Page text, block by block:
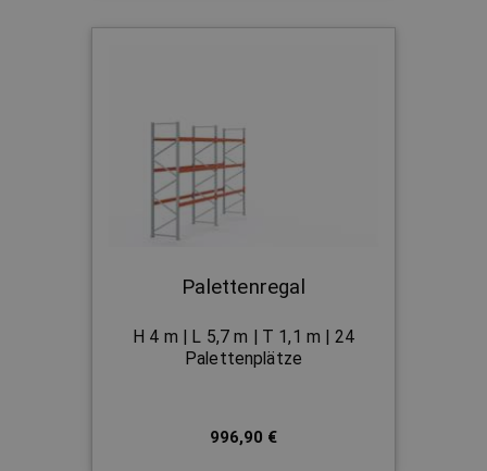
Palettenregal
H 4 m | L 5,7 m | T 1,1 m | 24
Palettenplätze
996,90 €